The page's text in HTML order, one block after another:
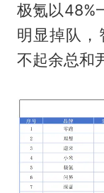
极氪以48%
明显掉队，
不起余总和